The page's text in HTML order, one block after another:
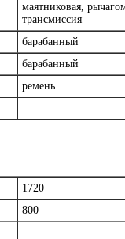
маятниковая,
трансмиссия
барабанный
барабанный
ремень
1720
800